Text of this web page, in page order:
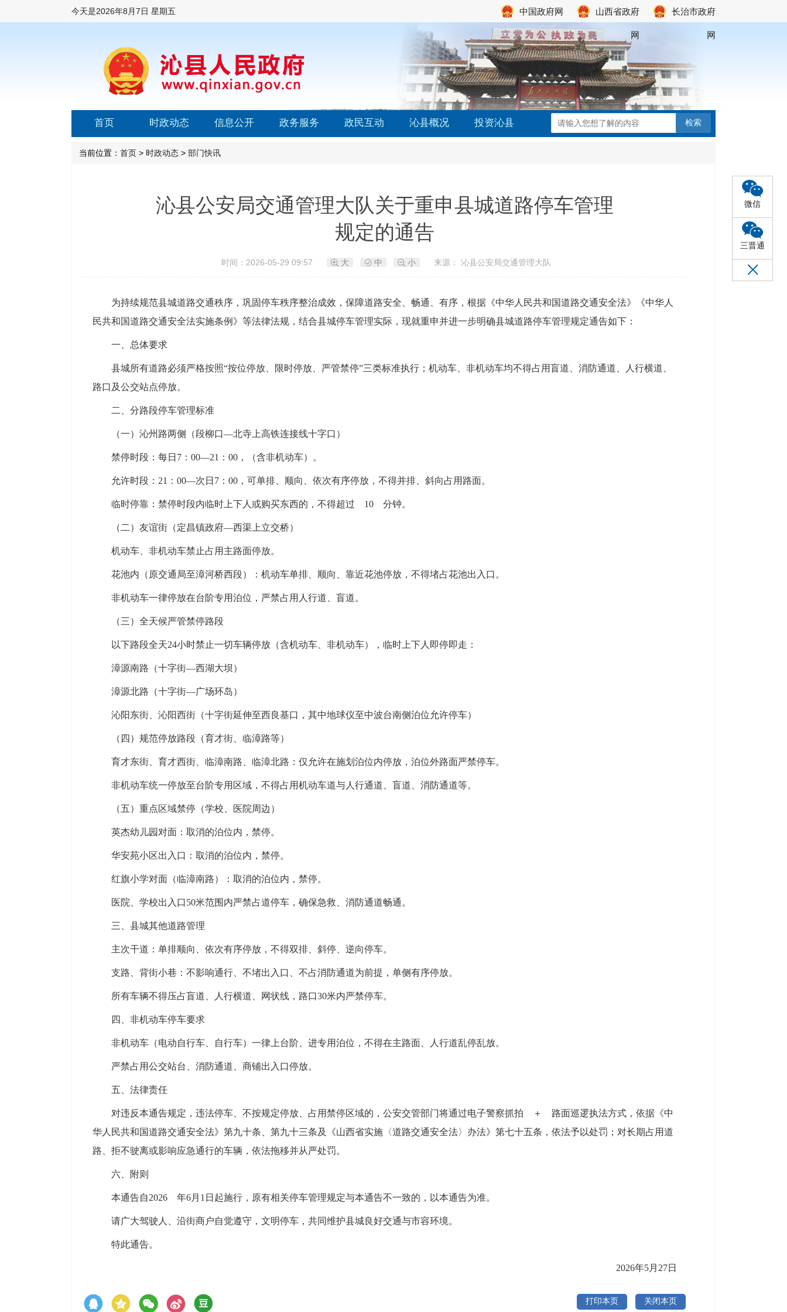
微信
三晋通
今天是2026年8月7日 星期五 中国政府网 山西省政府
网
长治市政府
网
首页 时政动态 信息公开 政务服务 政民互动 沁县概况 投资沁县
当前位置： 首页 > 时政动态 > 部门快讯
沁县公安局交通管理大队关于重申县城道路停车管理
规定的通告
时间：2026-05-29 09:57 大 中 小 来源： 沁县公安局交通管理大队
为持续规范县城道路交通秩序，巩固停车秩序整治成效，保障道路安全、畅通、有序，根据《中华人民共和国道路交通安全法》《中华人
民共和国道路交通安全法实施条例》等法律法规，结合县城停车管理实际，现就重申并进一步明确县城道路停车管理规定通告如下：
一、总体要求
县城所有道路必须严格按照“按位停放、限时停放、严管禁停”三类标准执行；机动车、非机动车均不得占用盲道、消防通道、人行横道、
路口及公交站点停放。
二、分路段停车管理标准
（一）沁州路两侧（段柳口—北寺上高铁连接线十字口）
禁停时段：每日7：00—21：00，（含非机动车）。
允许时段：21：00—次日7：00，可单排、顺向、依次有序停放，不得并排、斜向占用路面。
临时停靠：禁停时段内临时上下人或购买东西的，不得超过 10 分钟。
（二）友谊街（定昌镇政府—西渠上立交桥）
机动车、非机动车禁止占用主路面停放。
花池内（原交通局至漳河桥西段）：机动车单排、顺向、靠近花池停放，不得堵占花池出入口。
非机动车一律停放在台阶专用泊位，严禁占用人行道、盲道。
（三）全天候严管禁停路段
以下路段全天24小时禁止一切车辆停放（含机动车、非机动车），临时上下人即停即走：
漳源南路（十字街—西湖大坝）
漳源北路（十字街—广场环岛）
沁阳东街、沁阳西街（十字街延伸至西良基口，其中地球仪至中波台南侧泊位允许停车）
（四）规范停放路段（育才街、临漳路等）
育才东街、育才西街、临漳南路、临漳北路：仅允许在施划泊位内停放，泊位外路面严禁停车。
非机动车统一停放至台阶专用区域，不得占用机动车道与人行通道、盲道、消防通道等。
（五）重点区域禁停（学校、医院周边）
英杰幼儿园对面：取消的泊位内，禁停。
华安苑小区出入口：取消的泊位内，禁停。
红旗小学对面（临漳南路）：取消的泊位内，禁停。
医院、学校出入口50米范围内严禁占道停车，确保急救、消防通道畅通。
三、县城其他道路管理
主次干道：单排顺向、依次有序停放，不得双排、斜停、逆向停车。
支路、背街小巷：不影响通行、不堵出入口、不占消防通道为前提，单侧有序停放。
所有车辆不得压占盲道、人行横道、网状线，路口30米内严禁停车。
四、非机动车停车要求
非机动车（电动自行车、自行车）一律上台阶、进专用泊位，不得在主路面、人行道乱停乱放。
严禁占用公交站台、消防通道、商铺出入口停放。
五、法律责任
对违反本通告规定，违法停车、不按规定停放、占用禁停区域的，公安交管部门将通过电子警察抓拍 ＋ 路面巡逻执法方式，依据《中
华人民共和国道路交通安全法》第九十条、第九十三条及《山西省实施〈道路交通安全法〉办法》第七十五条，依法予以处罚；对长期占用道
路、拒不驶离或影响应急通行的车辆，依法拖移并从严处罚。
六、附则
本通告自2026 年6月1日起施行，原有相关停车管理规定与本通告不一致的，以本通告为准。
请广大驾驶人、沿街商户自觉遵守，文明停车，共同维护县城良好交通与市容环境。
特此通告。
2026年5月27日
打印本页 关闭本页